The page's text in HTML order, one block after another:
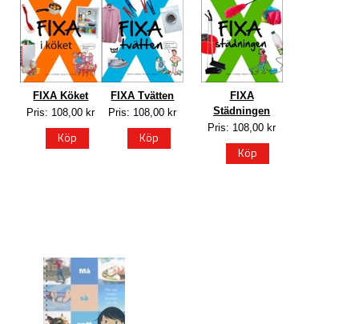
FIXA Köket
Pris: 108,00 kr
Köp
FIXA Tvätten
Pris: 108,00 kr
Köp
FIXA
Städningen
Pris: 108,00 kr
Köp